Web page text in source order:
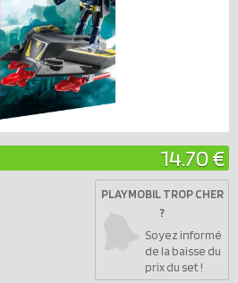
14.70 €
PLAYMOBIL TROP CHER
?
Soyez informé
de la baisse du
prix du set !